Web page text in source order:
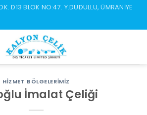
D13 BLOK NO:47. Y.DUDULLU, ÜMRANIYE
HIZMET BÖLGELERIMIZ
İmalat Çeliği